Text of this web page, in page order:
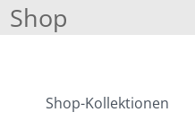
Shop
Shop-Kollektionen